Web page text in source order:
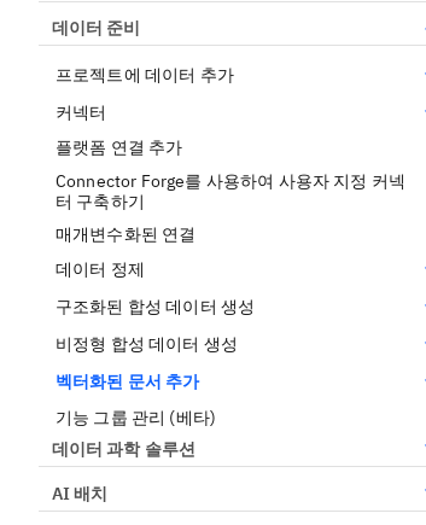
데이터 준비
프로젝트에 데이터 추가
커넥터
플랫폼 연결 추가
Connector Forge를 사용하여 사용자 지정 커넥
터 구축하기
매개변수화된 연결
데이터 정제
구조화된 합성 데이터 생성
비정형 합성 데이터 생성
벡터화된 문서 추가
기능 그룹 관리 (베타)
데이터 과학 솔루션
AI 배치